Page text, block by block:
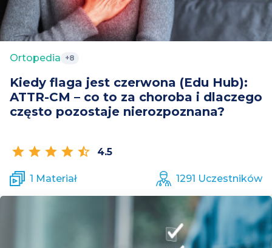
Ortopedia +8
Kiedy flaga jest czerwona (Edu Hub):
ATTR-CM – co to za choroba i dlaczego
często pozostaje nierozpoznana?
star star star star star_half 4.5
1 Materiał 1291 Uczestników